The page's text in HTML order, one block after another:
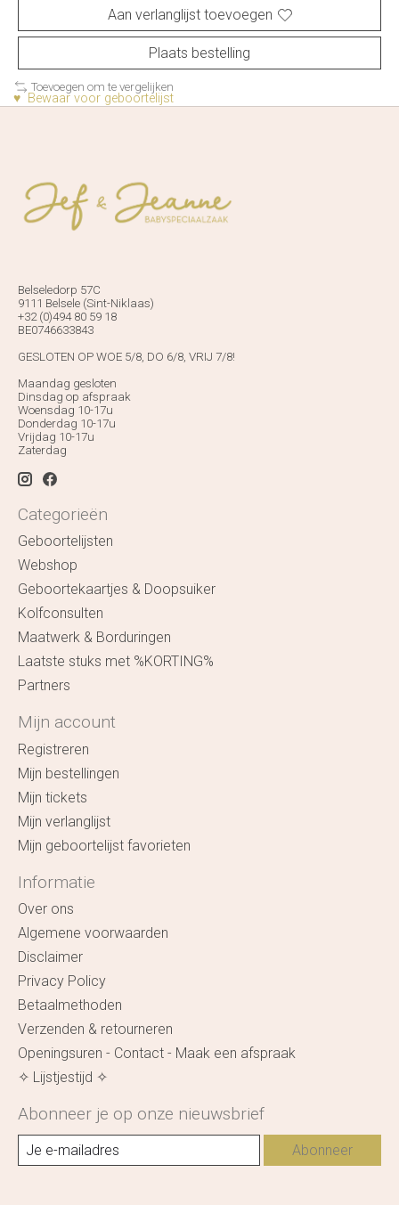
Aan verlanglijst toevoegen
Plaats bestelling
Toevoegen om te vergelijken
♥ Bewaar voor geboortelijst
Belseledorp 57C
9111 Belsele (Sint-Niklaas)
+32 (0)494 80 59 18
BE0746633843
GESLOTEN OP WOE 5/8, DO 6/8, VRIJ 7/8!
Maandag gesloten
Dinsdag op afspraak
Woensdag 10-17u
Donderdag 10-17u
Vrijdag 10-17u
Zaterdag
Categorieën
Geboortelijsten
Webshop
Geboortekaartjes & Doopsuiker
Kolfconsulten
Maatwerk & Borduringen
Laatste stuks met %KORTING%
Partners
Mijn account
Registreren
Mijn bestellingen
Mijn tickets
Mijn verlanglijst
Mijn geboortelijst favorieten
Informatie
Over ons
Algemene voorwaarden
Disclaimer
Privacy Policy
Betaalmethoden
Verzenden & retourneren
Openingsuren - Contact - Maak een afspraak
✧ Lijstjestijd ✧
Abonneer je op onze nieuwsbrief
Abonneer